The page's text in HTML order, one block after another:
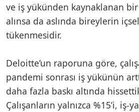
ve iş yükünden kaynaklanan
alınsa da aslında bireylerin
tükenmesidir.
Deloitte’un raporuna göre,
pandemi sonrası iş yükünün
daha fazla baskı altında
Çalışanların yalnızca %15’i, iş-